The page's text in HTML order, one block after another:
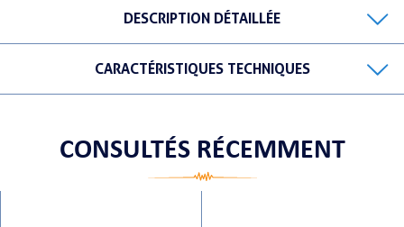
DESCRIPTION DÉTAILLÉE
CARACTÉRISTIQUES TECHNIQUES
CONSULTÉS RÉCEMMENT